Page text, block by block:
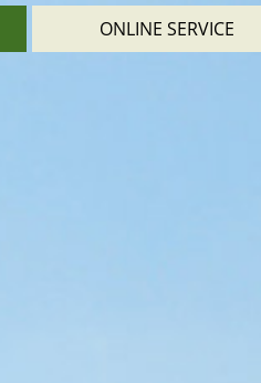
ONLINE SERVICE